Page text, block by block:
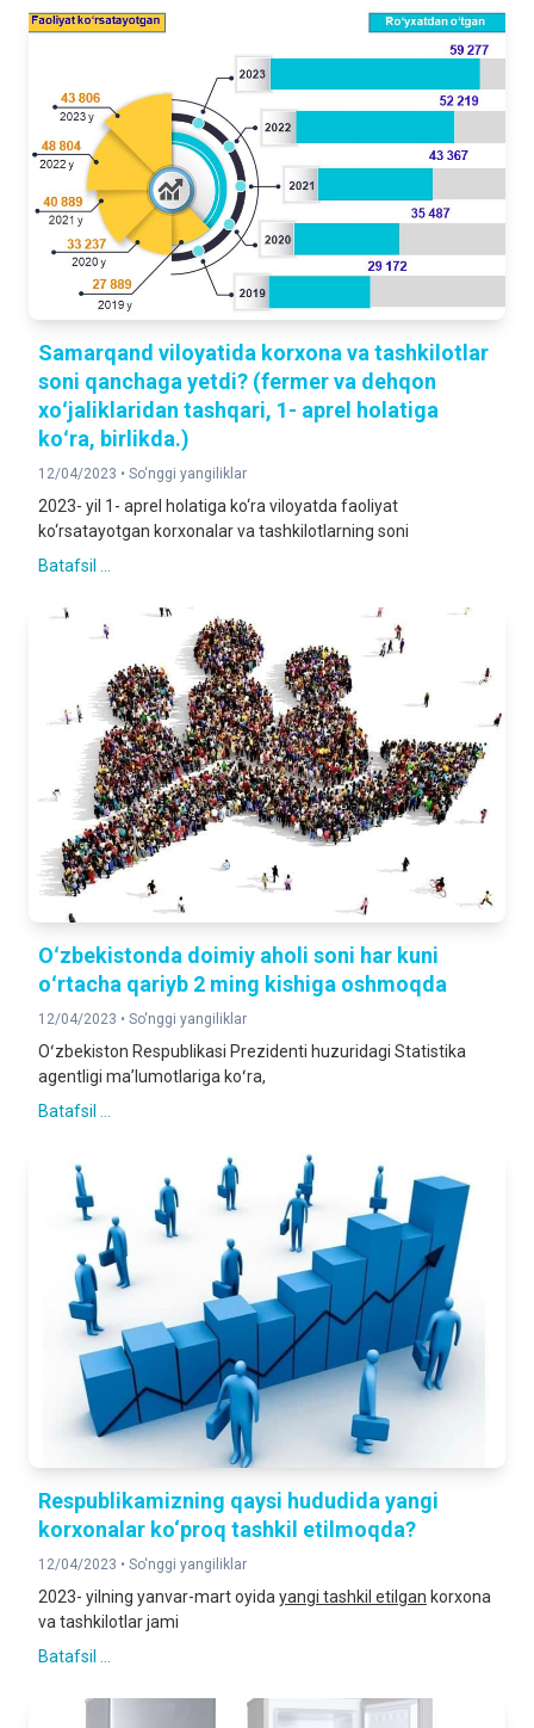
Samarqand viloyatida korxona va tashkilotlar
soni qanchaga yetdi? (fermer va dehqon
xoʻjaliklaridan tashqari, 1- aprel holatiga
koʻra, birlikda.)
12/04/2023 • So‘nggi yangiliklar
2023- yil 1- aprel holatiga ko‘ra viloyatda faoliyat
ko‘rsatayotgan korxonalar va tashkilotlarning soni
Batafsil ...
Oʻzbekistonda doimiy aholi soni har kuni
oʻrtacha qariyb 2 ming kishiga oshmoqda
12/04/2023 • So‘nggi yangiliklar
Oʻzbekiston Respublikasi Prezidenti huzuridagi Statistika
agentligi maʼlumotlariga koʻra,
Batafsil ...
Respublikamizning qaysi hududida yangi
korxonalar ko‘proq tashkil etilmoqda?
12/04/2023 • So‘nggi yangiliklar
2023- yilning yanvar-mart oyida yangi tashkil etilgan korxona
va tashkilotlar jami
Batafsil ...